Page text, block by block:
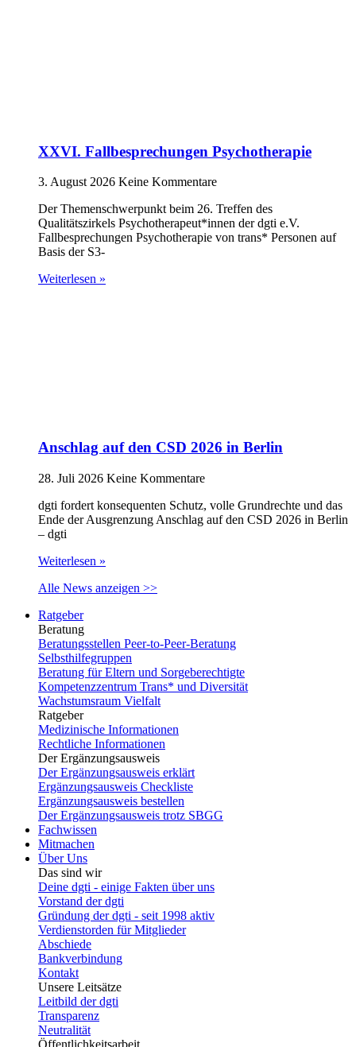
XXVI. Fallbesprechungen Psychotherapie
3. August 2026 Keine Kommentare
Der Themenschwerpunkt beim 26. Treffen des
Qualitätszirkels Psychotherapeut*innen der dgti e.V.
Fallbesprechungen Psychotherapie von trans* Personen auf
Basis der S3-
Weiterlesen »
Anschlag auf den CSD 2026 in Berlin
28. Juli 2026 Keine Kommentare
dgti fordert konsequenten Schutz, volle Grundrechte und das
Ende der Ausgrenzung Anschlag auf den CSD 2026 in Berlin
– dgti
Weiterlesen »
Alle News anzeigen >>
Ratgeber
Beratung
Beratungsstellen Peer-to-Peer-Beratung
Selbsthilfegruppen
Beratung für Eltern und Sorgeberechtigte
Kompetenzzentrum Trans* und Diversität
Wachstumsraum Vielfalt
Ratgeber
Medizinische Informationen
Rechtliche Informationen
Der Ergänzungsausweis
Der Ergänzungsausweis erklärt
Ergänzungsausweis Checkliste
Ergänzungsausweis bestellen
Der Ergänzungsausweis trotz SBGG
Fachwissen
Mitmachen
Über Uns
Das sind wir
Deine dgti - einige Fakten über uns
Vorstand der dgti
Gründung der dgti - seit 1998 aktiv
Verdienstorden für Mitglieder
Abschiede
Bankverbindung
Kontakt
Unsere Leitsätze
Leitbild der dgti
Transparenz
Neutralität
Öffentlichkeitsarbeit